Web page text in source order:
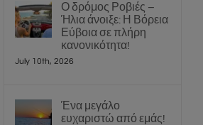
Ο δρόμος Ροβιές –
Ήλια άνοιξε: Η Βόρεια
Εύβοια σε πλήρη
κανονικότητα!
July 10th, 2026
Ένα μεγάλο
ευχαριστώ από εμάς!